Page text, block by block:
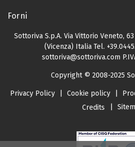
Forni
Sottoriva S.p.A. Via Vittorio Veneto, 63
(Vicenza) ItaliaTel.
sottoriva@sottoriva.com
Copyright © 2008-2025
Privacy Policy Cookie policy
Credits